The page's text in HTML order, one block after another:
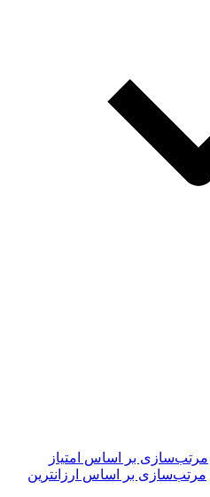
مرتب‌سازی بر اساس امتیاز
مرتب‌سازی بر اساس ارزانترین